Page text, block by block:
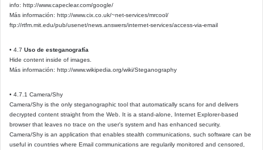
info: http://www.capeclear.com/google/
Más información: http://www.cix.co.uk/~net-services/mrcool/
ftp://rtfm.mit.edu/pub/usenet/news.answers/internet-services/access-via-email
• 4.7 Uso de esteganografía
Hide content inside of images.
Más información: http://www.wikipedia.org/wiki/Steganography
• 4.7.1 Camera/Shy
Camera/Shy is the only steganographic tool that automatically scans for and delivers
decrypted content straight from the Web. It is a stand-alone, Internet Explorer-based
browser that leaves no trace on the user's system and has enhanced security.
Camera/Shy is an application that enables stealth communications, such software can be
useful in countries where Email communications are regularily monitored and censored,